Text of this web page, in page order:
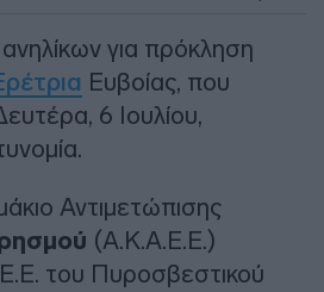
για πρόκληση
Ευβοίας, που
6 Ιουλίου,
Αντιμετώπισης
(Α.Κ.Α.Ε.Ε.)
του Πυροσβεστικού